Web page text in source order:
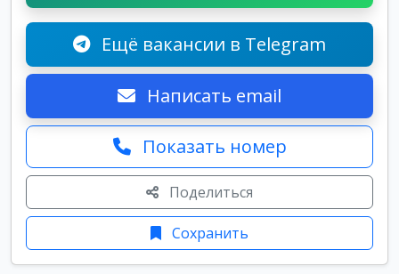
Ещё вакансии в Telegram
Написать email
Показать номер
Поделиться
Сохранить